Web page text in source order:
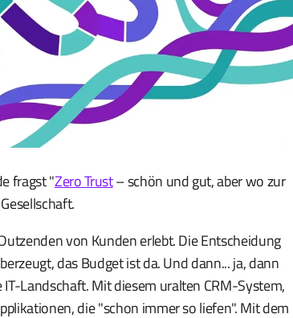
fragst "Zero Trust– schön und gut, aber wo zur
von Kunden erlebt. Die Entscheidung
das Budget ist da. Und dann... ja, dann
Landschaft. Mit diesem uralten CRM-System,
die "schon immer so liefen". Mit dem